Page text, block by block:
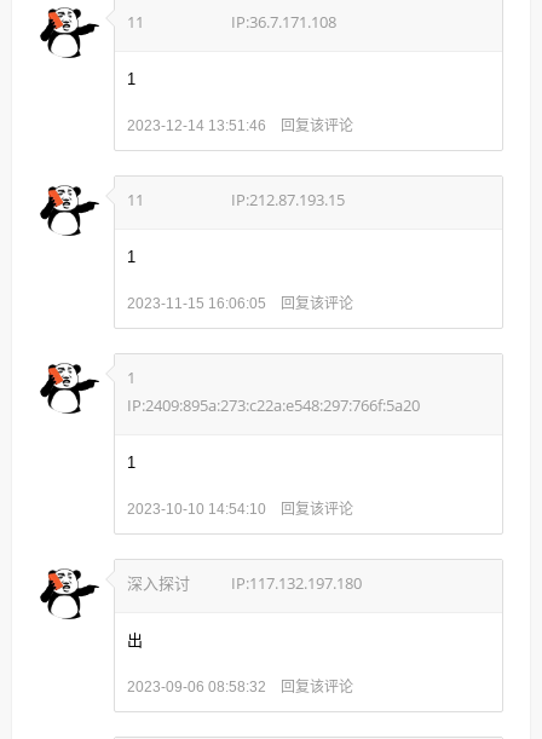
11 IP:36.7.171.108
1
2023-12-14 13:51:46 回复该评论
11 IP:212.87.193.15
1
2023-11-15 16:06:05 回复该评论
1
IP:2409:895a:273:c22a:e548:297:766f:5a20
1
2023-10-10 14:54:10 回复该评论
深入探讨 IP:117.132.197.180
出
2023-09-06 08:58:32 回复该评论